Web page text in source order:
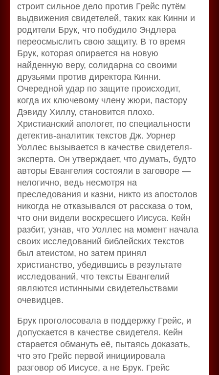
строит сильное дело против Грейс путём
выдвижения свидетелей, таких как Кинни и
родители Брук, что побудило Эндлера
переосмыслить свою защиту. В то время
Брук, которая опирается на новую
найденную веру, солидарна со своими
друзьями против директора Кинни.
Очередной удар по защите происходит,
когда их ключевому члену жюри, пастору
Дэвиду Хиллу, становится плохо.
Христианский апологет, по специальности
детектив-аналитик текстов Дж. Уорнер
Уоллес вызывается в качестве свидетеля-
эксперта. Он утверждает, что думать, будто
авторы Евангелия состояли в заговоре —
нелогично, ведь несмотря на
преследования и казни, никто из апостолов
никогда не отказывался от рассказа о том,
что они видели воскресшего Иисуса. Кейн
разбит, узнав, что Уоллес на момент начала
своих исследований библейских текстов
был атеистом, но затем принял
христианство, убедившись в результате
исследований, что тексты Евангелий
являются истинными свидетельствами
очевидцев.
Брук проголосовала в поддержку Грейс, и
допускается в качестве свидетеля. Кейн
старается обмануть её, пытаясь доказать,
что это Грейс первой инициировала
разговор об Иисусе, а не Брук. Грейс